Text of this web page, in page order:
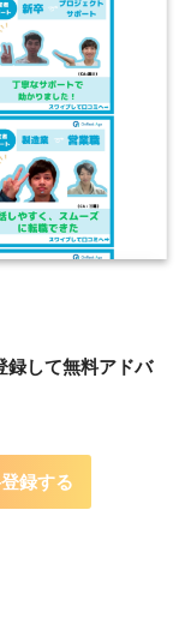
録して無料アドバ
録する